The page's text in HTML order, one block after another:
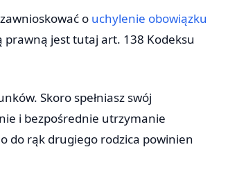
o uchylenie obowiązku
jest tutaj art. 138 Kodeksu
Skoro spełniasz swój
i bezpośrednie utrzymanie
do rąk drugiego rodzica powinien